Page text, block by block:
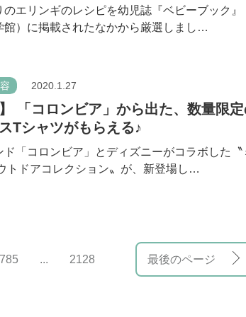
エリンギのレシピを幼児誌『ベビーブック』
館）に掲載されたなかから厳選しまし…
2020.1.27
】 「コロンビア」から出た、数量限
Tシャツがもらえる♪
ド「コロンビア」とディズニーがコラボした〝
トドアコレクション〟が、新登場し…
... 2128 最後のページ